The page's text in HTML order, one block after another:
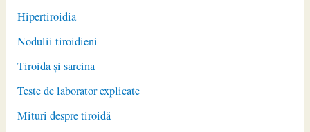
Hipertiroidia
Nodulii tiroidieni
Tiroida și sarcina
Teste de laborator explicate
Mituri despre tiroidă